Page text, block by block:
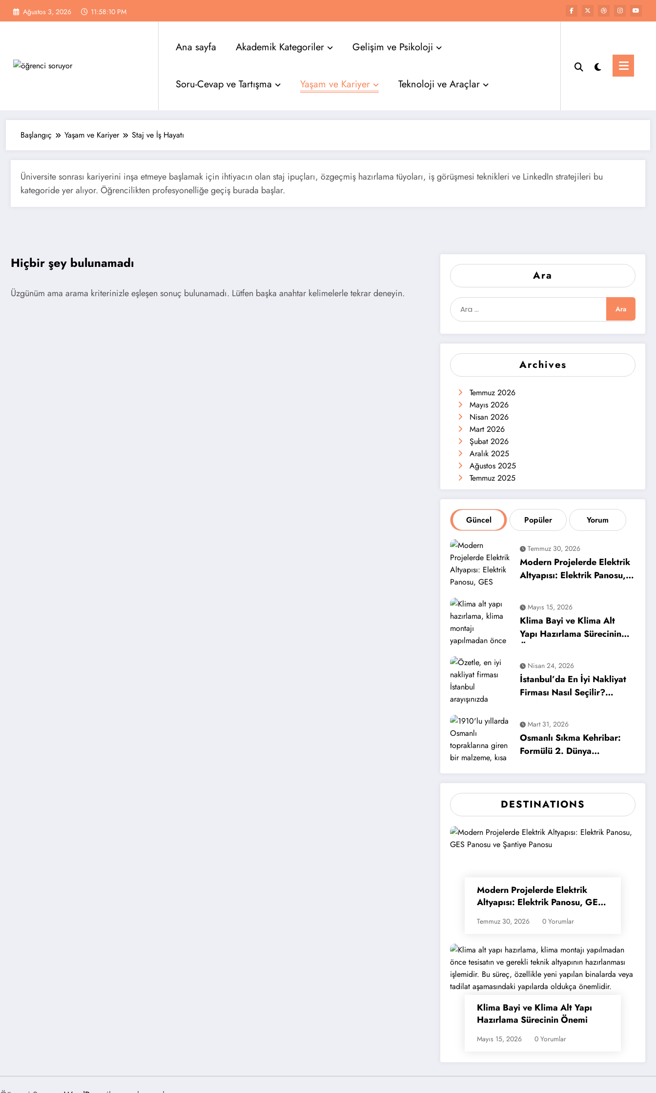
İçeriğe
Ağustos 3, 2026 11:58:11 PM
Ana sayfa Akademik Kategoriler Gelişim ve Psikoloji
Soru-Cevap ve Tartışma Yaşam ve Kariyer Teknoloji ve Araçlar
Başlangıç Yaşam ve Kariyer Staj ve İş Hayatı
Üniversite sonrası kariyerini inşa etmeye başlamak için ihtiyacın olan staj ipuçları, özgeçmiş hazırlama tüyoları, iş görüşmesi teknikleri ve LinkedIn stratejileri bu
kategoride yer alıyor. Öğrencilikten profesyonelliğe geçiş burada başlar.
Hiçbir şey bulunamadı
Üzgünüm ama arama kriterinizle eşleşen sonuç bulunamadı. Lütfen başka anahtar kelimelerle tekrar deneyin.
Ara
Archives
Temmuz 2026
Mayıs 2026
Nisan 2026
Mart 2026
Şubat 2026
Aralık 2025
Ağustos 2025
Temmuz 2025
Güncel Popüler Yorum
Temmuz 30, 2026
Modern Projelerde Elektrik
Altyapısı: Elektrik Panosu,
Panosu
Mayıs 15, 2026
Klima Bayi ve Klima Alt
Yapı Hazırlama Sürecinin
Önemi
Nisan 24, 2026
İstanbul’da En İyi Nakliyat
Firması Nasıl Seçilir?
Rehberi)
Mart 31, 2026
Osmanlı Sıkma Kehribar:
Formülü 2. Dünya
Nasıl Hâlâ Üretiliyor?
DESTINATIONS
Modern Projelerde Elektrik
Altyapısı: Elektrik Panosu, GES
Temmuz 30, 2026 0 Yorumlar
Klima Bayi ve Klima Alt Yapı
Hazırlama Sürecinin Önemi
Mayıs 15, 2026 0 Yorumlar